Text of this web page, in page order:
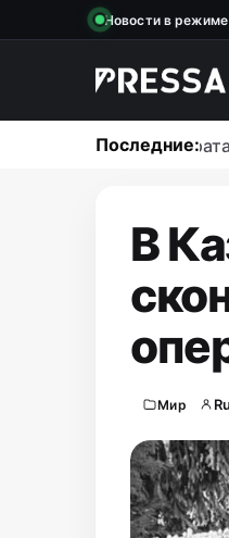
Новости в
Последние:
о массовых
В
Мир